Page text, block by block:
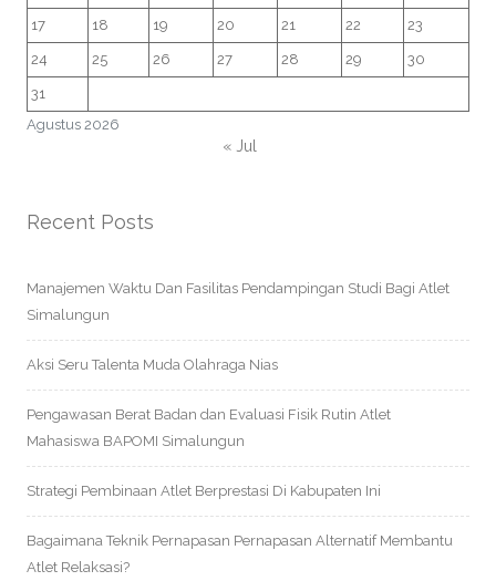
Agustus 2026
17 18 19 20 21 22 23
24 25 26 27 28 29 30
31
« Jul
Recent Posts
Manajemen Waktu Dan Fasilitas Pendampingan Studi Bagi Atlet
Simalungun
Aksi Seru Talenta Muda Olahraga Nias
Pengawasan Berat Badan dan Evaluasi Fisik Rutin Atlet
Mahasiswa BAPOMI Simalungun
Strategi Pembinaan Atlet Berprestasi Di Kabupaten Ini
Bagaimana Teknik Pernapasan Pernapasan Alternatif Membantu
Atlet Relaksasi?